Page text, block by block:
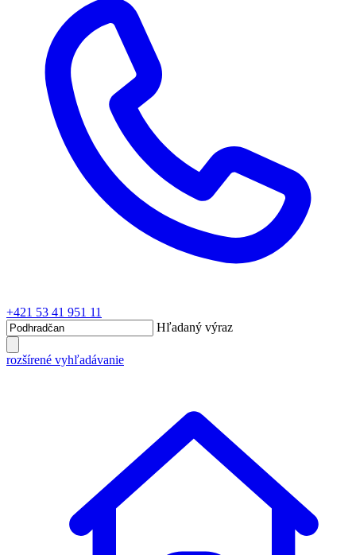
+421 53 41 951 11
Hľadaný výraz
rozšírené vyhľadávanie